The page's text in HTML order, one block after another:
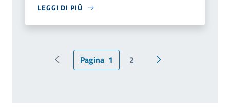
LEGGI DI PIÙ
Pagina precedente
Pagina 1 2 Pagina successiva